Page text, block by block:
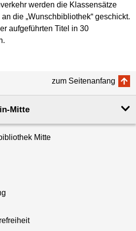
werden die Klassensätze
die „Wunschbibliothek“ geschickt.
aufgeführten Titel in 30
zum Seitenanfang
Mitte
Mitte